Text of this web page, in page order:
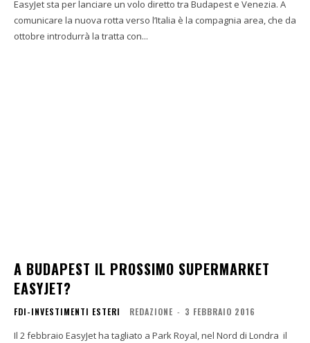
EasyJet sta per lanciare un volo diretto tra Budapest e Venezia. A
comunicare la nuova rotta verso l’Italia è la compagnia area, che da
ottobre introdurrà la tratta con...
A BUDAPEST IL PROSSIMO SUPERMARKET
EASYJET?
FDI-INVESTIMENTI ESTERI REDAZIONE - 3 FEBBRAIO 2016
Il 2 febbraio EasyJet ha tagliato a Park Royal, nel Nord di Londra il